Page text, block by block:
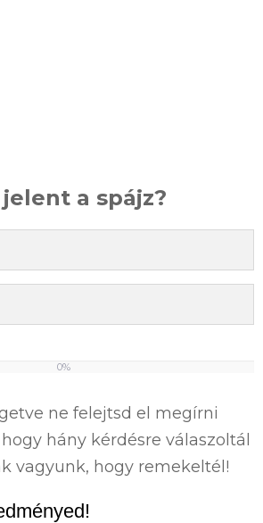
a spájz?
0%
ne felejtsd el megírni
hány kérdésre válaszoltál
vagyunk, hogy remekeltél!